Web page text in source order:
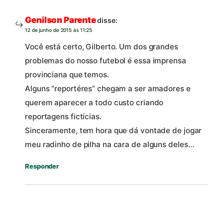
Genilson Parentedisse:
12 de junho de 2015 às 11:25
Você está certo, Gilberto. Um dos grandes
problemas do nosso futebol é essa imprensa
provinciana que temos.
Alguns “reportéres” chegam a ser amadores e
querem aparecer a todo custo criando
reportagens fictícias.
Sinceramente, tem hora que dá vontade de jogar
meu radinho de pilha na cara de alguns deles…
Responder